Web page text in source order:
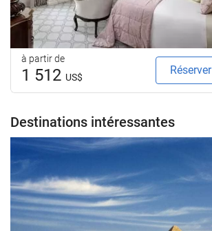
à partir de
1 512 US$
Réserver
Destinations intéressantes